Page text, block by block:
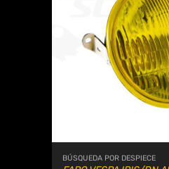
BÚSQUEDA POR DESPIECE